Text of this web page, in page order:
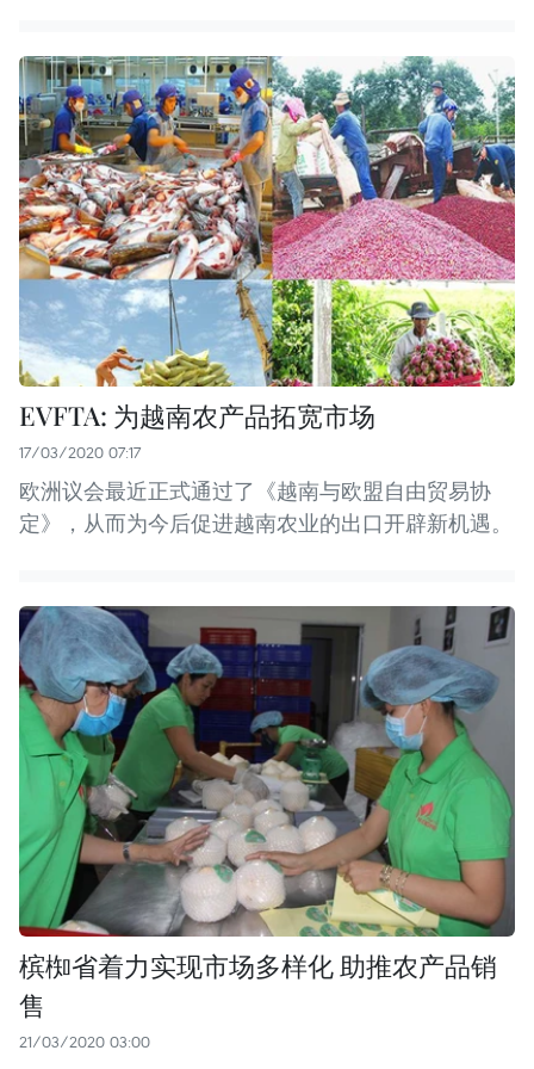
EVFTA: 为越南农产品拓宽市场
17/03/2020 07:17
欧洲议会最近正式通过了《越南与欧盟自由贸易协
定》，从而为今后促进越南农业的出口开辟新机遇。
槟椥省着力实现市场多样化 助推农产品销
售
21/03/2020 03:00